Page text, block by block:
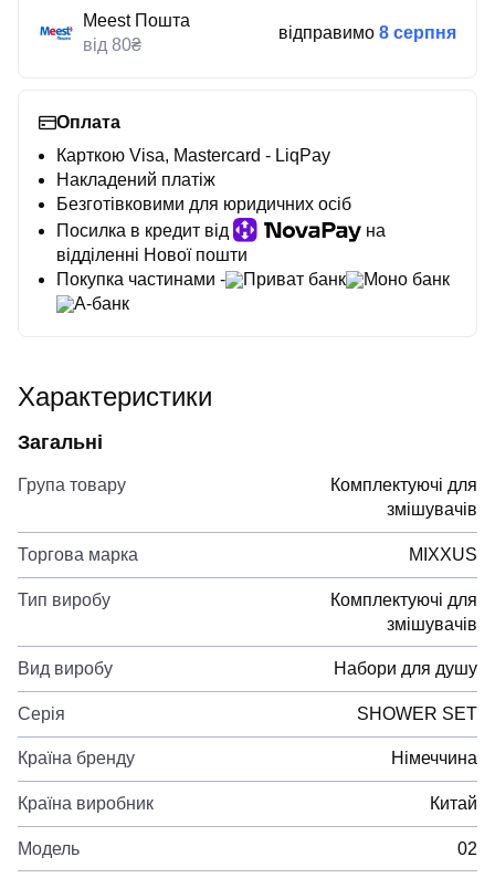
Meest Пошта
від 80₴
відправимо 8 серпня
Оплата
Карткою Visa, Mastercard - LiqPay
Накладений платіж
Безготівковими для юридичних осіб
Посилка в кредит від
на
відділенні Нової пошти
Покупка частинами -
Приват банк
Моно банк
А-банк
Характеристики
Загальні
Група товару
Комплектуючі для
змішувачів
Торгова марка MIXXUS
Тип виробу
Комплектуючі для
змішувачів
Вид виробу Набори для душу
Серія SHOWER SET
Країна бренду Німеччина
Країна виробник Китай
Модель 02